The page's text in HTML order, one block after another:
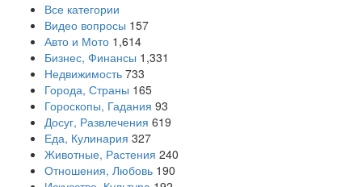
Все категории
Видео вопросы 157
Авто и Мото 1,614
Бизнес, Финансы 1,331
Недвижимость 733
Города, Страны 165
Гороскопы, Гадания 93
Досуг, Развлечения 619
Еда, Кулинария 327
Животные, Растения 240
Отношения, Любовь 190